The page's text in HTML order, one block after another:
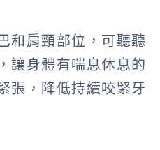
和肩頸部位，可聽聽
讓身體有喘息休息的
張，降低持續咬緊牙